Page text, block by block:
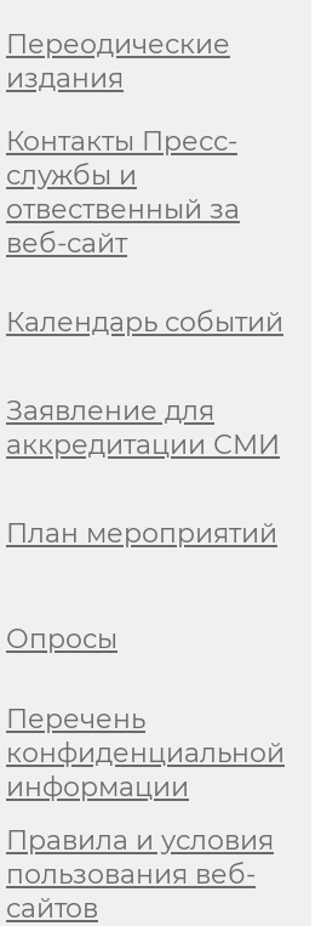
Переодические
издания
Контакты Пресс-
службы и
отвественный за
веб-сайт
Календарь событий
Заявление для
аккредитации СМИ
План мероприятий
Опросы
Перечень
конфиденциальной
информации
Правила и условия
пользования веб-
сайтов